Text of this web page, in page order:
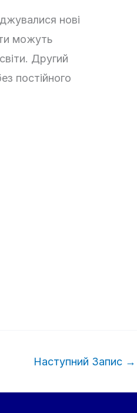
нові
можуть
Другий
постійного
Наступний Запис →